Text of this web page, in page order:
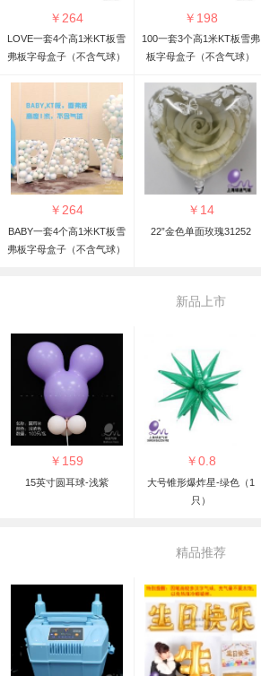
￥ 264
LOVE一套4个高1米KT板雪
弗板字母盒子（不含气球）
￥ 198
100一套3个高1米KT板雪弗
板字母盒子（不含气球）
￥ 264
BABY一套4个高1米KT板雪
弗板字母盒子（不含气球）
￥ 14
22”金色单面玫瑰31252
新品上市
￥ 159
15英寸圆耳球-浅紫
￥0.8
大号锥形爆炸星-绿色（1
只）
精品推荐